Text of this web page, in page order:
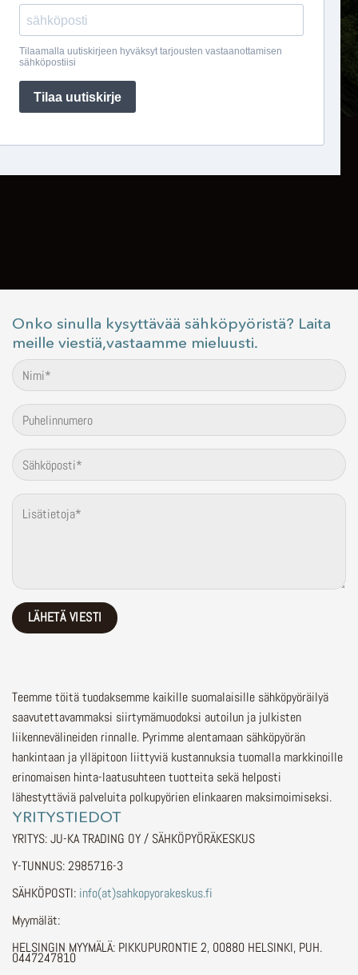
Onko sinulla kysyttävää sähköpyöristä? Laita
meille viestiä,vastaamme mieluusti.
Teemme töitä tuodaksemme kaikille suomalaisille sähköpyöräilyä
saavutettavammaksi siirtymämuodoksi autoilun ja julkisten
liikennevälineiden rinnalle. Pyrimme alentamaan sähköpyörän
hankintaan ja ylläpitoon liittyviä kustannuksia tuomalla markkinoille
erinomaisen hinta-laatusuhteen tuotteita sekä helposti
lähestyttäviä palveluita polkupyörien elinkaaren maksimoimiseksi.
YRITYSTIEDOT
YRITYS: JU-KA TRADING OY / SÄHKÖPYÖRÄKESKUS
Y-TUNNUS: 2985716-3
SÄHKÖPOSTI: info(at)sahkopyorakeskus.fi
Myymälät:
HELSINGIN MYYMÄLÄ: PIKKUPURONTIE 2, 00880 HELSINKI, PUH.
0447247810